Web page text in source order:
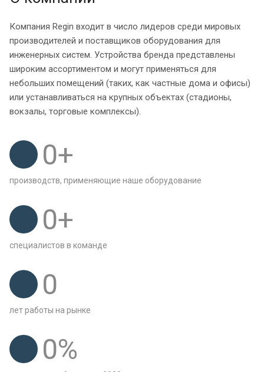
Компания Regin входит в число лидеров среди мировых
производителей и поставщиков оборудования для
инженерных систем. Устройства бренда представлены
широким ассортиментом и могут применяться для
небольших помещений (таких, как частные дома и офисы)
или устанавливаться на крупных объектах (стадионы,
вокзалы, торговые комплексы).
0+
производств, применяющие наше оборудование
0+
специалистов в команде
0
лет работы на рынке
0%